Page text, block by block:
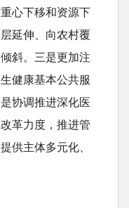
心下移和资源下
延伸、向农村覆
斜。三是更加注
健康基本公共服
协调推进深化医
革力度，推进管
供主体多元化、